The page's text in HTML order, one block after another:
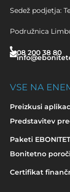
Sedež podjetja:
Podružnica
08 200 38 80
VSE NA
Preizkusi
Predstavitev
Paketi
Bonitetno
Certifikat